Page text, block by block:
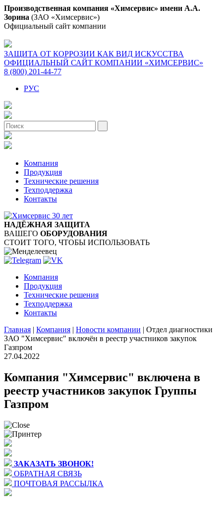
Производственная компания «Химсервис» имени А.А.
Зорина (ЗАО «Химсервис»)
Официальный сайт компании
ЗАЩИТА ОТ КОРРОЗИИ КАК ВИД ИСКУССТВА
ОФИЦИАЛЬНЫЙ САЙТ КОМПАНИИ «ХИМСЕРВИС»
8 (800) 201-44-77
РУС
Компания
Продукция
Технические решения
Техподдержка
Контакты
НАДЁЖНАЯ ЗАЩИТА
ВАШЕГО ОБОРУДОВАНИЯ
СТОИТ ТОГО, ЧТОБЫ ИСПОЛЬЗОВАТЬ
Компания
Продукция
Технические решения
Техподдержка
Контакты
Главная | Компания | Новости компании | Отдел диагностики
ЗАО "Химсервис" включён в реестр участников закупок
Газпром
27.04.2022
Компания "Химсервис" включена в
реестр участников закупок Группы
Газпром
ЗАКАЗАТЬ ЗВОНОК!
ОБРАТНАЯ СВЯЗЬ
ПОЧТОВАЯ РАССЫЛКА